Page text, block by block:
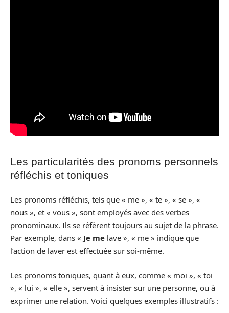
Les particularités des pronoms personnels
réfléchis et toniques
Les pronoms réfléchis, tels que « me », « te », « se », «
nous », et « vous », sont employés avec des verbes
pronominaux. Ils se réfèrent toujours au sujet de la phrase.
Par exemple, dans « Je me lave », « me » indique que
l’action de laver est effectuée sur soi-même.
Les pronoms toniques, quant à eux, comme « moi », « toi
», « lui », « elle », servent à insister sur une personne, ou à
exprimer une relation. Voici quelques exemples illustratifs :